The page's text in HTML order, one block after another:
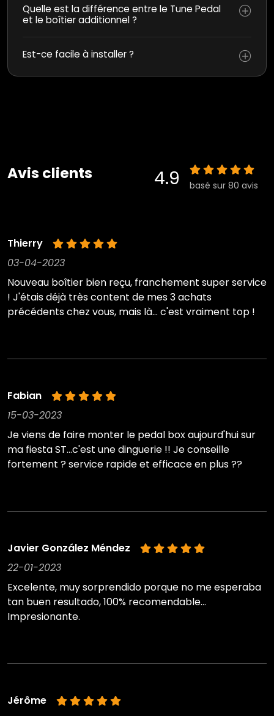
Quelle est la différence entre le Tune Pedal
et le boîtier additionnel ?
Est-ce facile à installer ?
Avis clients 4.9 basé sur 80 avis
Thierry
03-04-2023
Nouveau boîtier bien reçu, franchement super service
! J'étais déjà très content de mes 3 achats
précédents chez vous, mais là... c'est vraiment top !
Fabian
15-03-2023
Je viens de faire monter le pedal box aujourd'hui sur
ma fiesta ST...c'est une dinguerie !! Je conseille
fortement ? service rapide et efficace en plus ??
Javier González Méndez
22-01-2023
Excelente, muy sorprendido porque no me esperaba
tan buen resultado, 100% recomendable...
Impresionante.
Jérôme